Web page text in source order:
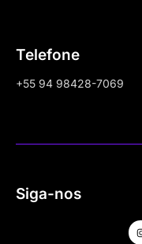
Telefone
+55 94 98428-7069
Siga-nos